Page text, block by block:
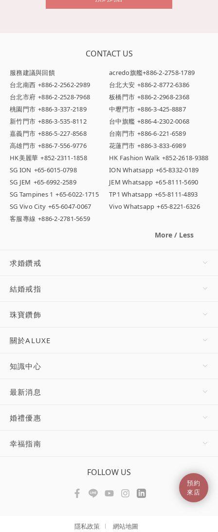
預約
來店
CONTACT US
服務建議與回饋 acredo旗艦+886-2-2758-1789
台北南西 +886-2-2562-2989 台北大安 +886-2-8772-6386
台北市府 +886-2-2528-7968 板橋門市 +886-2-2968-2368
桃園門市 +886-3-337-2189 中壢門市 +886-3-425-8887
新竹門市 +886-3-535-8112 台中旗艦 +886-4-2302-0068
嘉義門市 +886-5-227-8568 台南門市 +886-6-221-6589
高雄門市 +886-7-556-9776 花蓮門市 +886-3-833-6989
HK美麗華 +852-2311-1858 HK Fashion Walk +852-2618-9388
SG ION +65-6015-0798 ION Whatsapp +65-8332-0189
SG JEM +65-6992-2589 JEM Whatsapp +65-8111-5690
SG Tampines 1 +65-6022-1715 TP1 Whatsapp +65-8111-4893
SG Vivo City +65-6047-0067 Vivo Whatsapp +65-8221-6326
客服專線 +886-2-2781-5659
More / Less
求婚鑽戒
結婚戒指
珠寶鑽飾
關於ALUXE
知識中心
最新消息
婚禮優惠
幸福指南
FOLLOW US
隱私政策 網站地圖